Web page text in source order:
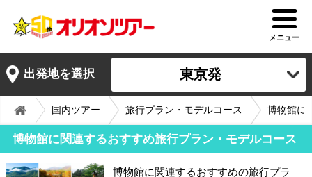
メニュー
出発地を選択 東京発
国内ツアー 旅行プラン・モデルコース 博物館に
博物館に関連するおすすめ旅行プラン・モデルコース
博物館に関連するおすすめの旅行プラ